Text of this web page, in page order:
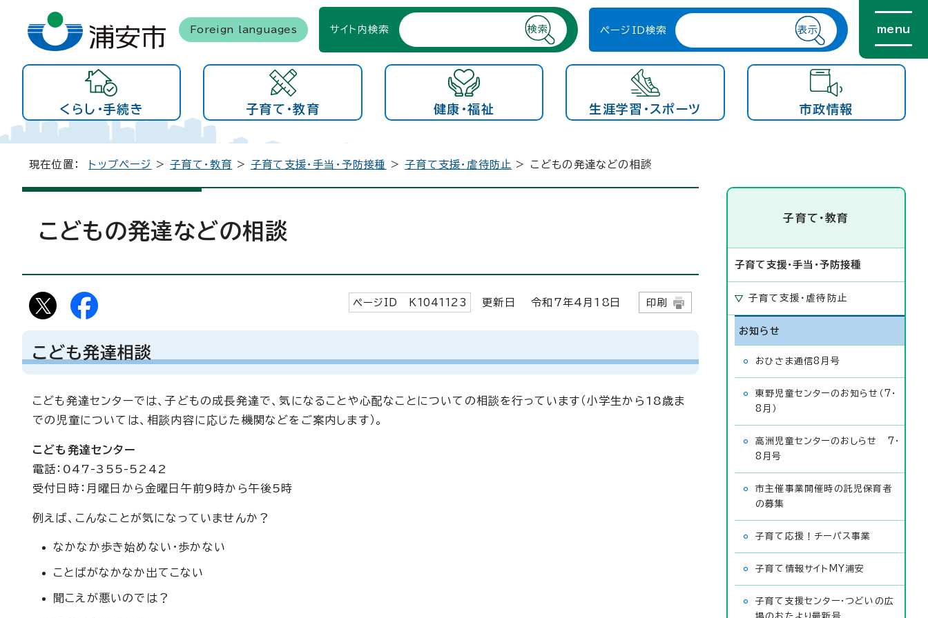
Foreign languages サイト内検索 ページID検索 menu
くらし・手続き 子育て・教育 健康・福祉 生涯学習・スポーツ 市政情報
現在位置： トップページ >子育て・教育 >子育て支援・手当・予防接種 >子育て支援・虐待防止 > こどもの発達などの相談
こどもの発達などの相談
ページID K 1041123 更新日 令和7年4月 18 日 印刷
こども発達相談
こども発達センターでは、子どもの成長発達で、気になることや心配なことについての相談を行っています（小学生から18歳ま
での児童については、相談内容に応じた機関などをご案内します）。
こども発達センター
電話：047-355-5242
受付日時：月曜日から金曜日午前9時から午後5時
例えば、こんなことが気になっていませんか？
なかなか歩き始めない・歩かない
ことばがなかなか出てこない
聞こえが悪いのでは？
子育て・教育
子育て支援・手当・予防接種
子育て支援・虐待防止
お知らせ
おひさま通信8月号
東野児童センターのお知らせ（7・
8月）
高洲児童センターのおしらせ 7・
8月号
市主催事業開催時の託児保育者
の募集
子育て応援！チーパス事業
子育て情報サイトMY浦安
子育て支援センター・つどいの広